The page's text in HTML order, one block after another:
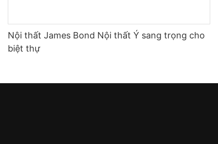
Nội thất James Bond Nội thất Ý sang trọng cho
biệt thự